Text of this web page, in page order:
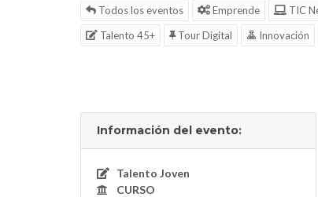
Todos los eventos Emprende TIC
Talento 45+
Tour Digital Innovación
Información del evento:
Talento Joven
CURSO